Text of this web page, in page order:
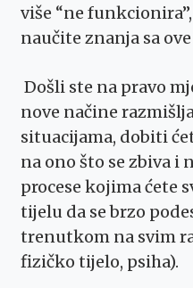
više “ne
naučite znanja sa
Došli ste na pravo
nove načine
situacijama, dobiti
na ono što se zbiva i
procese kojima ćete
tijelu da se brzo
trenutkom na svim
fizičko tijelo, psiha).